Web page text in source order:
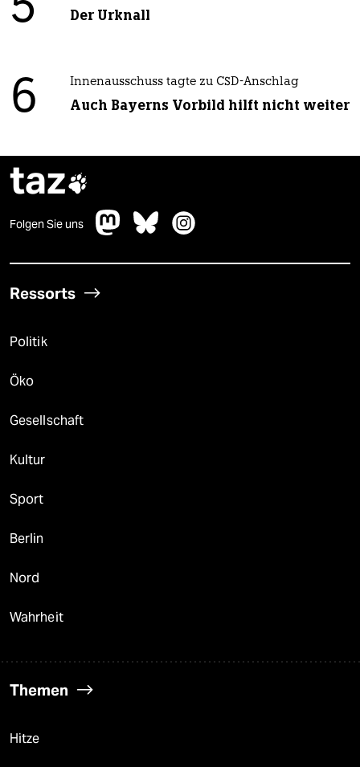
Der Urknall
6 Innenausschuss tagte zu CSD-Anschlag
Auch Bayerns Vorbild hilft nicht weiter
taz
Folgen Sie uns
Ressorts
Politik
Öko
Gesellschaft
Kultur
Sport
Berlin
Nord
Wahrheit
Themen
Hitze